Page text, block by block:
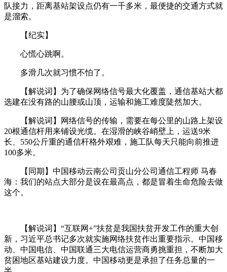
队接力，距离基站架设点仍有一千多米，最便捷的交通方式就
是溜索。
【纪实】
心慌心跳啊。
多滑几次就习惯不怕了。
【解说词】为了确保网络信号最大化覆盖，通信基站大都
选建在没有路的山腰或山顶，运输和施工难度陡然加大。
【解说词】网络信号的传输，需要在每公里的山路上架设
20根通信杆用来铺设光缆。在湿滑的峡谷峭壁上，运送9米
长、550公斤重的通信杆格外艰难，施工队每天只能向前推进
100多米。
【同期】中国移动云南公司贡山分公司通信工程师 马春
海：我们的站点大部分是设在最高点，都是冒着生命危险去做
这个。
【解说词】“互联网+”扶贫是我国扶贫开发工作的重大创
新，习近平总书记多次就实施网络扶贫作出重要指示。中国移
动、中国电信、中国联通三大电信运营商勇挑重担，不断加大
贫困地区基站建设力度。中国移动更是承担了任务总量的一